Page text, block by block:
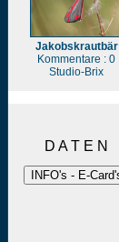
Jakobskrautbär
Kommentare : 0
Studio-Brix
D A T E N